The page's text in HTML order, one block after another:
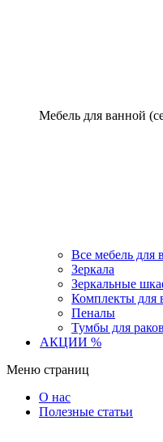
Мебель для ванной
Все мебель для
Зеркала
Зеркальные
Комплекты для
Пеналы
Тумбы для
АКЦИИ %
Меню страниц
О нас
Полезные статьи